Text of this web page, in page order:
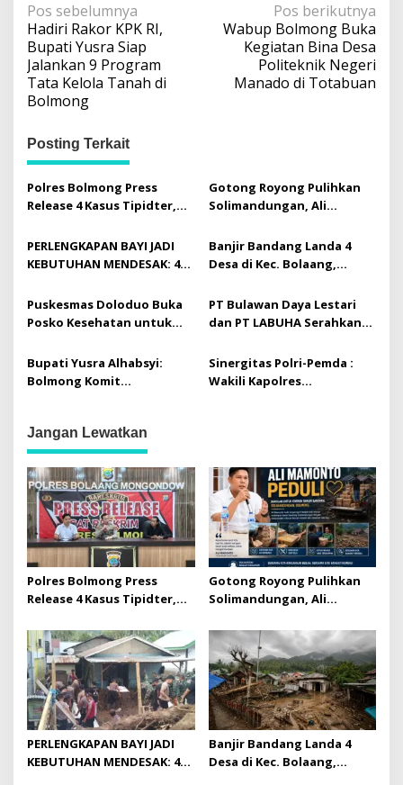
N
a
v
i
g
a
s
i
p
o
s
Pos sebelumnya
Hadiri Rakor KPK RI,
Bupati Yusra Siap
Jalankan 9 Program
Tata Kelola Tanah di
Bolmong
Pos berikutnya
Wabup Bolmong Buka
Kegiatan Bina Desa
Politeknik Negeri
Manado di Totabuan
Posting Terkait
Polres Bolmong Press
Release 4 Kasus Tipidter,
Gotong Royong Pulihkan
Solimandungan, Ali
Bantuan Langsung
PERLENGKAPAN BAYI JADI
KEBUTUHAN MENDESAK: 44
Bandang di
Solimandungan Bolmong
Banjir Bandang Landa 4
Desa di Kec. Bolaang,
Terdampak, 601 Jiwa
Mengungsi
Puskesmas Doloduo Buka
Posko Kesehatan untuk
Desa Solimandungan 2
PT Bulawan Daya Lestari
dan PT LABUHA Serahkan
Nurul Iman Toruakat
Bupati Yusra Alhabsyi:
Bolmong Komit
Ekologis Muara Pusian
Sinergitas Polri-Pemda :
Wakili Kapolres
Jangan Lewatkan
Polres Bolmong Press
Release 4 Kasus Tipidter,
Gotong Royong Pulihkan
Solimandungan, Ali
Bantuan Langsung
PERLENGKAPAN BAYI JADI
KEBUTUHAN MENDESAK: 44
Banjir Bandang Landa 4
Desa di Kec. Bolaang,